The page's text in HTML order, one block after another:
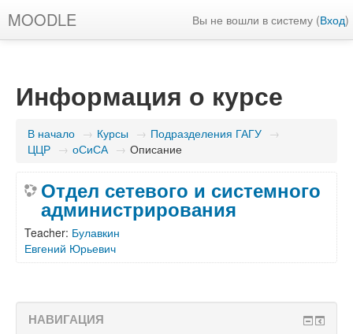
MOODLE Вы не вошли в систему (Вход)
Информация о курсе
В начало → Курсы → Подразделения ГАГУ →
ЦЦР → оСиСА → Описание
Отдел сетевого и системного
администрирования
Teacher: Булавкин
Евгений Юрьевич
НАВИГАЦИЯ